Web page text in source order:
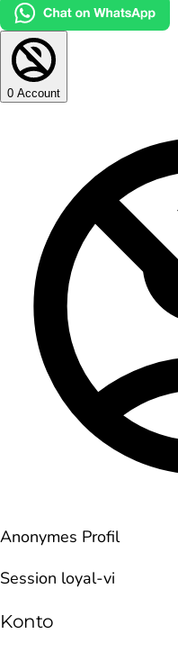
0 Account
Anonymes Profil
Session loyal-vi
Konto